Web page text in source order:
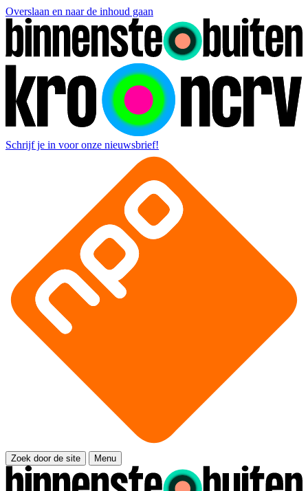
Overslaan en naar de inhoud gaan
Schrijf je in voor onze nieuwsbrief!
Zoek door de site Menu